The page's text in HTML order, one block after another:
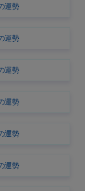
運勢
運勢
運勢
運勢
運勢
運勢